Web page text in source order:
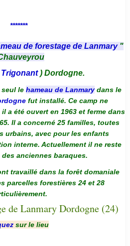
*******
de forestage de Lanmary "
) Dordogne.
seul le hameau de Lanmarydans le
fut installé. Ce camp ne
a été ouvert en 1963 et ferme dans
Il a concerné 25 familles, toutes
urbains, avec pour les enfants
interne. Actuellement il ne reste
anciennes baraques.
travaillé dans la forêt domaniale
parcelles forestières 24 et 28
sur le lieu